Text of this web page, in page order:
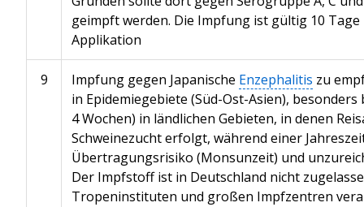
geimpft werden. Die Impfung ist gültig 10 Tage
Applikation
9 Impfung gegen Japanische Enzephalitis zu
in Epidemiegebiete (Süd-Ost-Asien),
4 Wochen) in ländlichen Gebieten, in denen
Schweinezucht erfolgt, während einer
Übertragungsrisiko (Monsunzeit) und
Der Impfstoff ist in Deutschland nicht
Tropeninstituten und großen Impfzentren